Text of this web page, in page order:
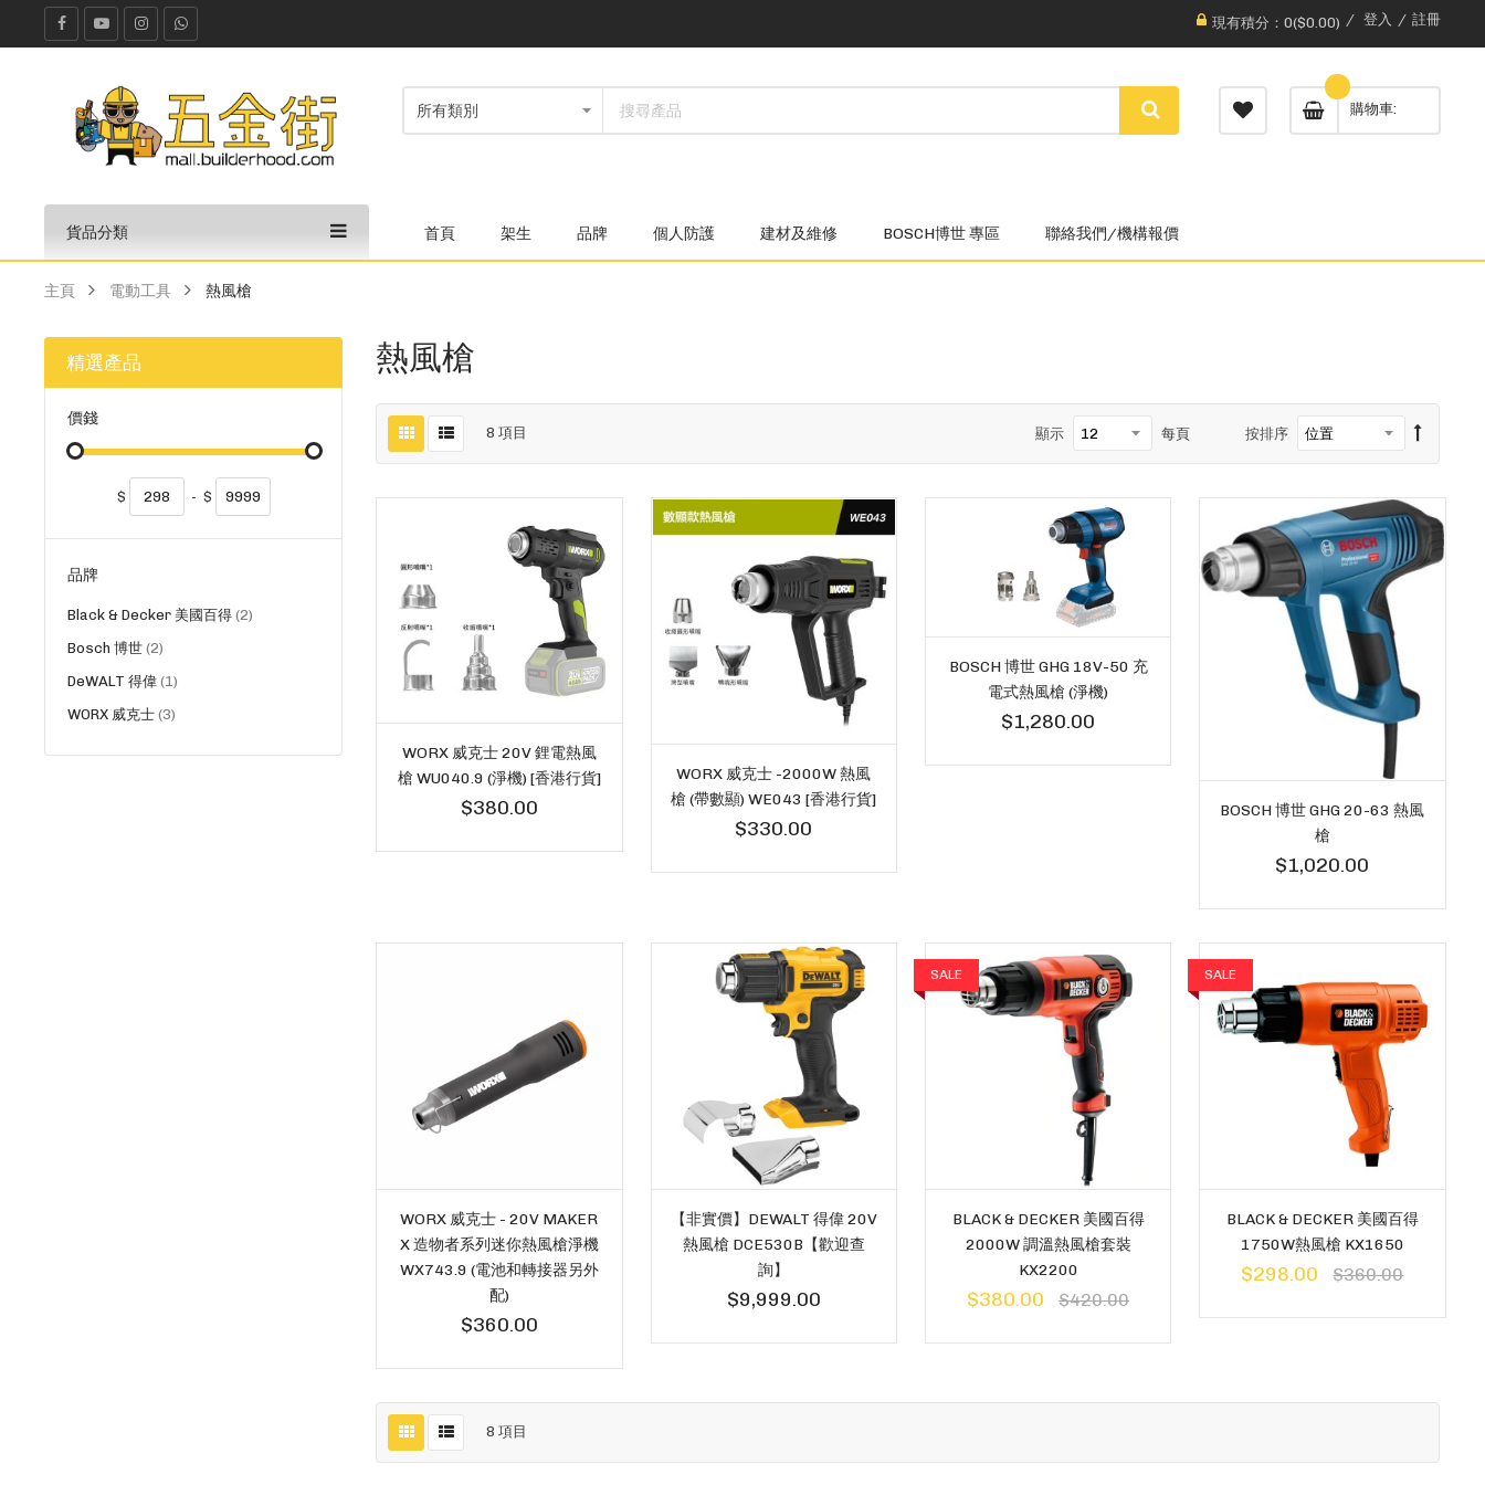
現有積分：0($0.00) 登入 註冊
購物車
貨品分類 首頁 架生 品牌 個人防護 建材及維修 BOSCH博世 專區 聯絡我們/機構報價
主頁 電動工具 熱風槍
熱風槍
8 項目 按排序
顯示 每頁
WORX 威克士 20V 鋰電熱風
槍 WU040.9 (淨機) [香港行貨]
$380.00
WORX 威克士 -2000W 熱風
槍 (帶數顯) WE043 [香港行貨]
$330.00
BOSCH 博世 GHG 18V-50 充
電式熱風槍 (淨機)
$1,280.00
BOSCH 博世 GHG 20-63 熱風
槍
$1,020.00
WORX 威克士 - 20V MAKER
X 造物者系列迷你熱風槍淨機
WX743.9 (電池和轉接器另外
配)
$360.00
【非實價】DEWALT 得偉 20V
熱風槍 DCE530B【歡迎查
詢】
$9,999.00
SALE
BLACK & DECKER 美國百得
2000W 調溫熱風槍套裝
KX2200
$380.00 $420.00
SALE
BLACK & DECKER 美國百得
1750W熱風槍 KX1650
$298.00 $360.00
8 項目
精選產品
價錢
$ - $
品牌
Black & Decker 美國百得 2貨
Bosch 博世 2貨
DeWALT 得偉 1貨
WORX 威克士 3貨